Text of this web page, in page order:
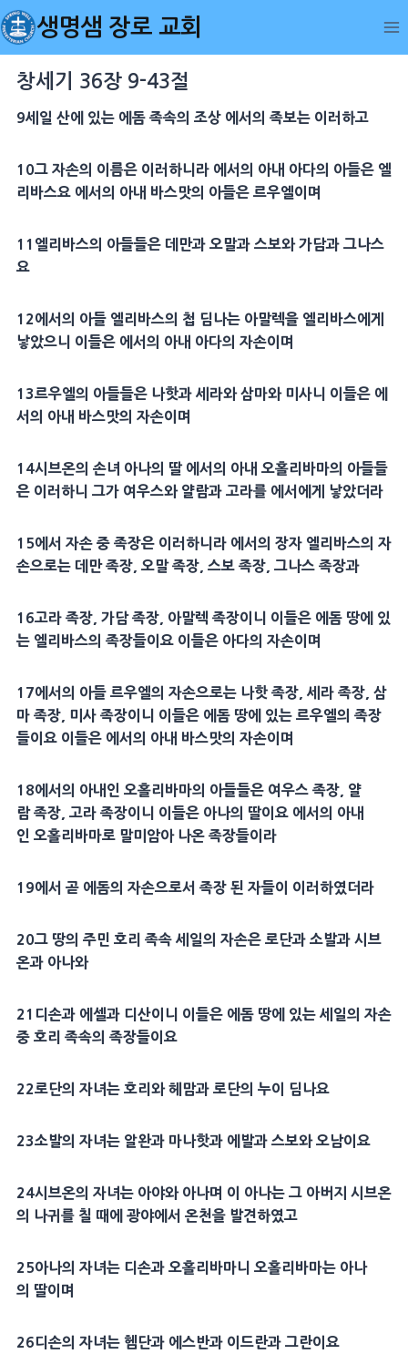
Skip
to
content
생명샘 장로 교회
창세기 36장 9-43절
9세일 산에 있는 에돔 족속의 조상 에서의 족보는 이러하고
10그 자손의 이름은 이러하니라 에서의 아내 아다의 아들은 엘
리바스요 에서의 아내 바스맛의 아들은 르우엘이며
11엘리바스의 아들들은 데만과 오말과 스보와 가담과 그나스
요
12에서의 아들 엘리바스의 첩 딤나는 아말렉을 엘리바스에게
낳았으니 이들은 에서의 아내 아다의 자손이며
13르우엘의 아들들은 나핫과 세라와 삼마와 미사니 이들은 에
서의 아내 바스맛의 자손이며
14시브온의 손녀 아나의 딸 에서의 아내 오홀리바마의 아들들
은 이러하니 그가 여우스와 얄람과 고라를 에서에게 낳았더라
15에서 자손 중 족장은 이러하니라 에서의 장자 엘리바스의 자
손으로는 데만 족장, 오말 족장, 스보 족장, 그나스 족장과
16고라 족장, 가담 족장, 아말렉 족장이니 이들은 에돔 땅에 있
는 엘리바스의 족장들이요 이들은 아다의 자손이며
17에서의 아들 르우엘의 자손으로는 나핫 족장, 세라 족장, 삼
마 족장, 미사 족장이니 이들은 에돔 땅에 있는 르우엘의 족장
들이요 이들은 에서의 아내 바스맛의 자손이며
18에서의 아내인 오홀리바마의 아들들은 여우스 족장, 얄
람 족장, 고라 족장이니 이들은 아나의 딸이요 에서의 아내
인 오홀리바마로 말미암아 나온 족장들이라
19에서 곧 에돔의 자손으로서 족장 된 자들이 이러하였더라
20그 땅의 주민 호리 족속 세일의 자손은 로단과 소발과 시브
온과 아나와
21디손과 에셀과 디산이니 이들은 에돔 땅에 있는 세일의 자손
중 호리 족속의 족장들이요
22로단의 자녀는 호리와 헤맘과 로단의 누이 딤나요
23소발의 자녀는 알완과 마나핫과 에발과 스보와 오남이요
24시브온의 자녀는 아야와 아나며 이 아나는 그 아버지 시브온
의 나귀를 칠 때에 광야에서 온천을 발견하였고
25아나의 자녀는 디손과 오홀리바마니 오홀리바마는 아나
의 딸이며
26디손의 자녀는 헴단과 에스반과 이드란과 그란이요